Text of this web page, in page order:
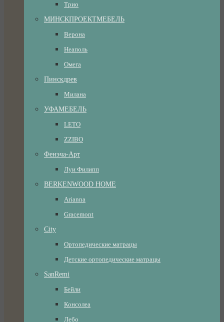
Трио
МИНСКПРОЕКТМЕБЕЛЬ
Верона
Неаполь
Омега
Пинскдрев
Милана
УФАМЕБЕЛЬ
LETO
ZZIBO
Фенэча-Арт
Луи Филипп
BERKENWOOD HOME
Arianna
Gracemont
City
Ортопедические матрацы
Детские ортопедические матрацы
SanRemi
Бейли
Консолеа
Лебо